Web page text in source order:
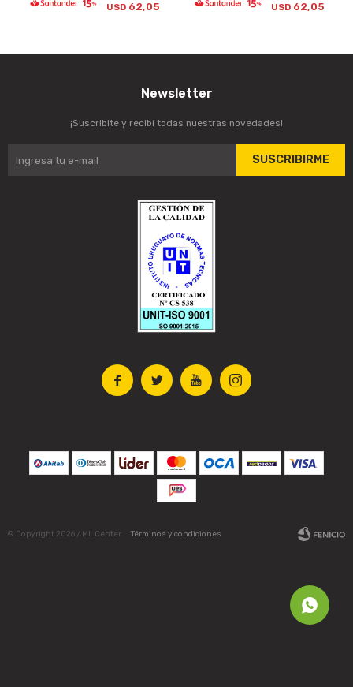
USD 62,05 USD 62,05
   
Newsletter
¡Suscribite y recibí todas nuestras novedades!
SUSCRIBIRME
© Copyright 2026 / ML Center Términos y condiciones